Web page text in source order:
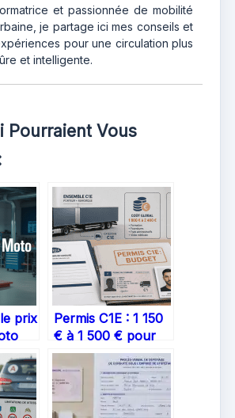
et passionnée de mobilité
je partage ici mes conseils et
pour une circulation plus
et intelligente.
Pourraient Vous
prix
Permis C1E : 1 150
€ à 1 500 € pour
maîtriser les
ensembles de 12
tonnes